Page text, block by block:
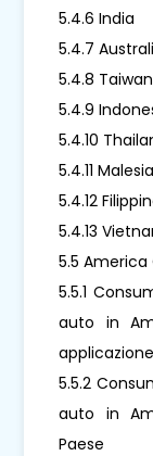
5.4.6 India
5.4.7
5.4.8 Taiwan
5.4.9
5.4.10
5.4.11 Malesia
5.4.12
5.4.13
5.5
5.5.1
auto in
applicazione
5.5.2
auto in
Paese